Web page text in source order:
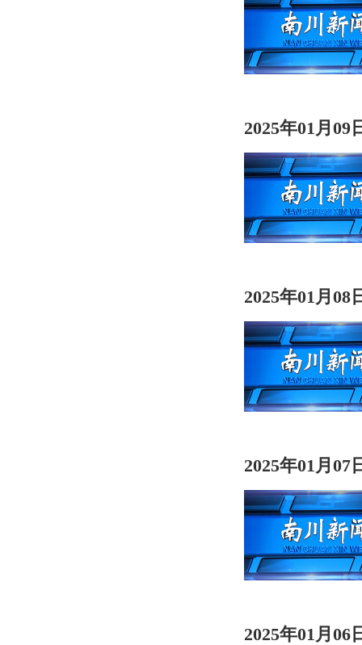
2025年01月09
2025年01月08
2025年01月07
2025年01月06